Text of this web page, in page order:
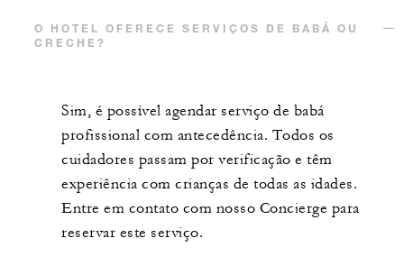
O HOTEL OFERECE SERVIÇOS DE BABÁ OU
CRECHE?
Sim, é possível agendar serviço de babá
profissional com antecedência. Todos os
cuidadores passam por verificação e têm
experiência com crianças de todas as idades.
Entre em contato com nosso Concierge para
reservar este serviço.